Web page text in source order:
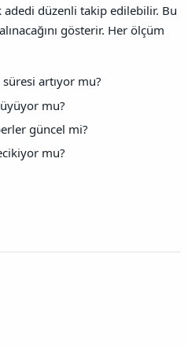
düzenli takip edilebilir. Bu
gösterir. Her ölçüm
artıyor mu?
mu?
güncel mi?
mu?